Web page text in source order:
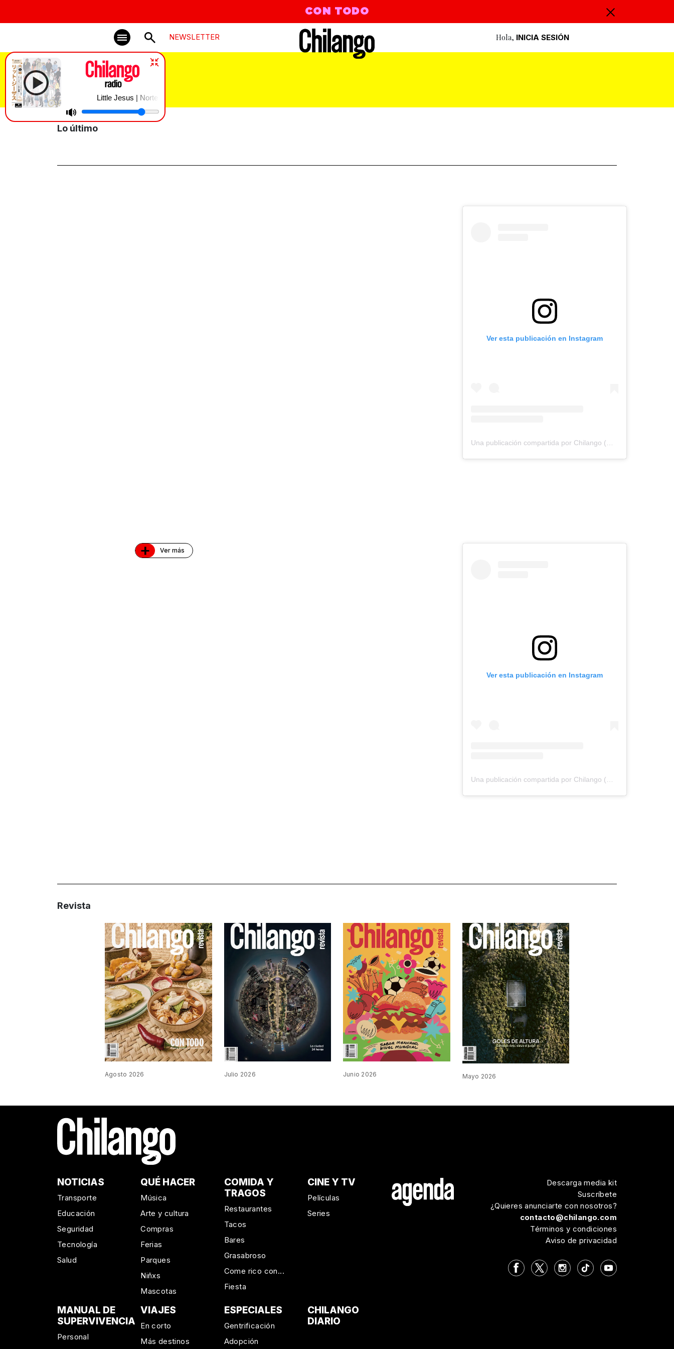
CON TODO
NEWSLETTER Hola, INICIA SESIÓN
Little Jesus | Norte - Bonus
Fovissste
Lo último
Ver esta publicación en Instagram
+ Ver más
Ver esta publicación en Instagram
Una publicación compartida por Chilango (@chilangocom)
Revista
Agosto 2026 Julio 2026 Junio 2026 Mayo 2026
NOTICIAS
Transporte
Educación
Seguridad
Tecnología
Salud
QUÉ HACER
Música
Arte y cultura
Compras
Ferias
Parques
Niñxs
Mascotas
COMIDA Y
TRAGOS
Restaurantes
Tacos
Bares
Grasabroso
Come rico con...
Fiesta
CINE Y TV
Películas
Series
MANUAL DE
SUPERVIVENCIA
Personal
VIAJES
En corto
Más destinos
ESPECIALES
Gentrificación
Adopción
CHILANGO
DIARIO
Descarga media kit
Suscríbete
¿Quieres anunciarte con nosotros?
contacto@chilango.com
Términos y condiciones
Aviso de privacidad